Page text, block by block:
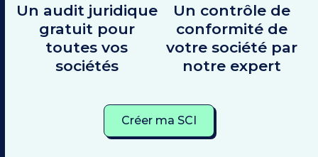
Un audit juridique
gratuit pour
toutes vos
sociétés
Un contrôle de
conformité de
votre société par
notre expert
Créer ma SCI